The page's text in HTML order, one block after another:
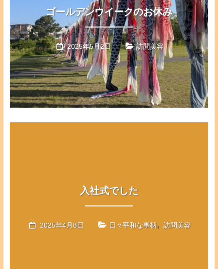
ゴールデンウイークのお休み
2025年5月2日 訪問美容
入社式でした
2025年4月8日 日々平和な事柄,訪問美容